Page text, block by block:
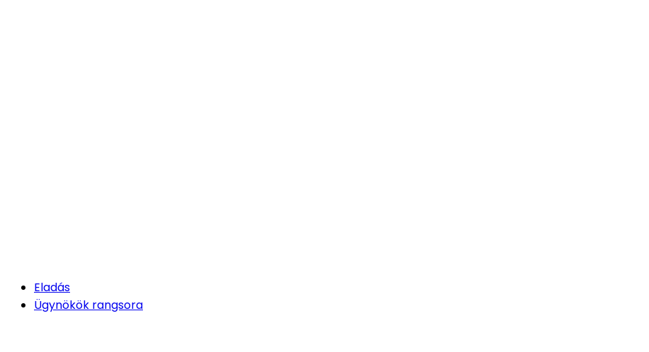
Eladás
Ügynökök rangsora